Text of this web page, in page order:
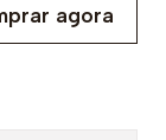
agora